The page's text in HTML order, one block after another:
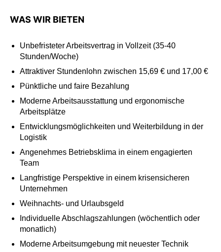
WAS WIR BIETEN
Unbefristeter Arbeitsvertrag in Vollzeit (35-40
Stunden/Woche)
Attraktiver Stundenlohn zwischen 15,69 € und 17,00 €
Pünktliche und faire Bezahlung
Moderne Arbeitsausstattung und ergonomische
Arbeitsplätze
Entwicklungsmöglichkeiten und Weiterbildung in der
Logistik
Angenehmes Betriebsklima in einem engagierten
Team
Langfristige Perspektive in einem krisensicheren
Unternehmen
Weihnachts- und Urlaubsgeld
Individuelle Abschlagszahlungen (wöchentlich oder
monatlich)
Moderne Arbeitsumgebung mit neuester Technik